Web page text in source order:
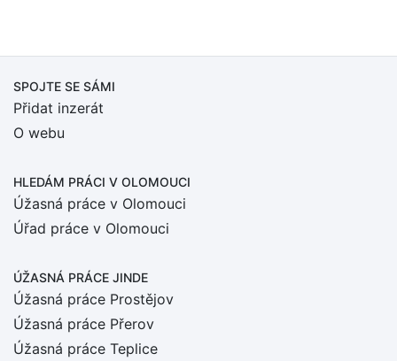
SPOJTE SE SÁMI
Přidat inzerát
O webu
HLEDÁM PRÁCI V OLOMOUCI
Úžasná práce v Olomouci
Úřad práce v Olomouci
ÚŽASNÁ PRÁCE JINDE
Úžasná práce Prostějov
Úžasná práce Přerov
Úžasná práce Teplice